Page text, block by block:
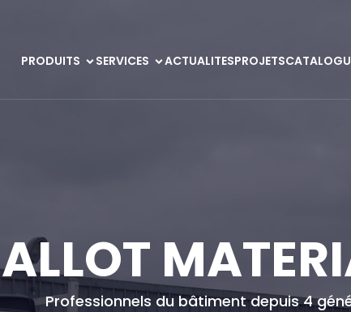
PRODUITS SERVICES ACTUALITESPROJETS
ALLOT
Professionnels du bâtiment depuis 4